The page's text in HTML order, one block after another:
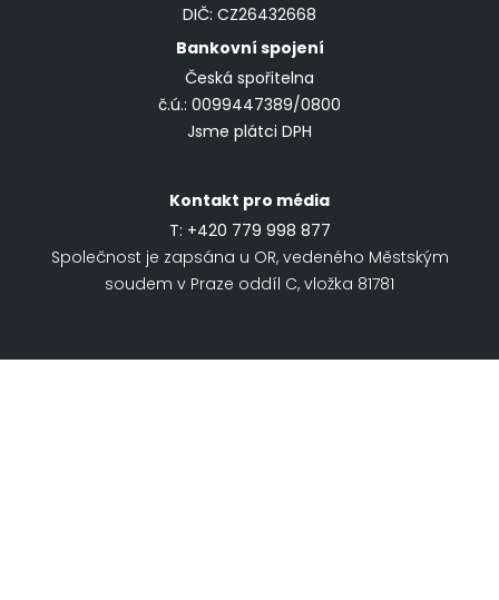
DIČ: CZ26432668
Bankovní spojení
Česká spořitelna
č.ú.: 0099447389/0800
Jsme plátci DPH
Kontakt pro média
T: +420 779 998 877
Společnost je zapsána u OR, vedeného Městským
soudem v Praze oddíl C, vložka 81781